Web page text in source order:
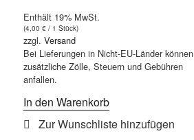
Enthält 19% MwSt.
(4,00€ / 1 Stück)
zzgl.Versand
Bei Lieferungen in Nicht-EU-Länder können
zusätzliche Zölle, Steuern und Gebühren
anfallen.
In den Warenkorb